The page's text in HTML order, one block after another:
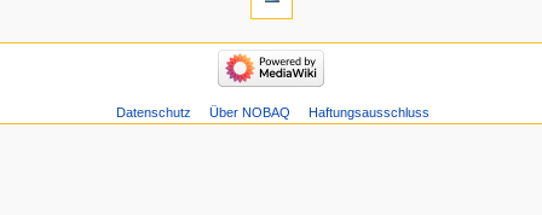
Datenschutz Über NOBAQ Haftungsausschluss